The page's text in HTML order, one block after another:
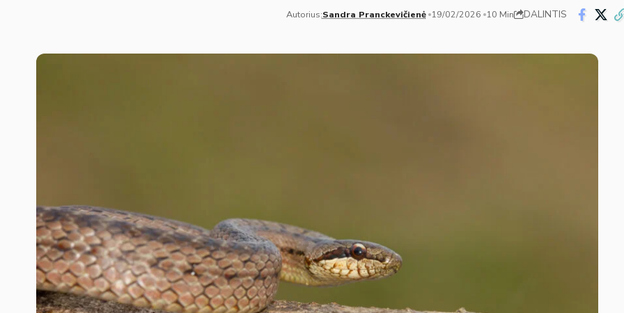
Autorius:Sandra Pranckevičienė 19/02/2026 10 Min DALINTIS